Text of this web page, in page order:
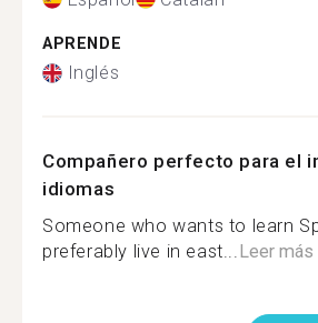
APRENDE
Inglés
Compañero perfecto para el
idiomas
Someone who wants to learn
preferably live in east...Leer más